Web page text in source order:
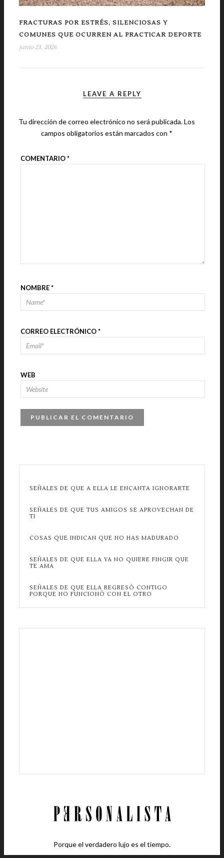
FRACTURAS POR ESTRÉS, SILENCIOSAS Y
COMUNES QUE OCURREN AL PRACTICAR DEPORTE
junio 23, 2026
LEAVE A REPLY
Tu dirección de correo electrónico no será publicada.Los
campos obligatorios están marcados con *
COMENTARIO*
NOMBRE*
CORREO ELECTRÓNICO*
WEB
SEÑALES DE QUE A ELLA LE ENCANTA IGNORARTE
SEÑALES DE QUE TUS AMIGOS SE APROVECHAN DE
TI
COSAS QUE INDICAN QUE NO HAS MADURADO
SEÑALES DE QUE ELLA YA NO QUIERE FINGIR QUE
TE AMA
SEÑALES DE QUE ELLA REGRESÓ CONTIGO
PORQUE NO FUNCIONÓ CON EL OTRO
Porque el verdadero lujo es el tiempo.